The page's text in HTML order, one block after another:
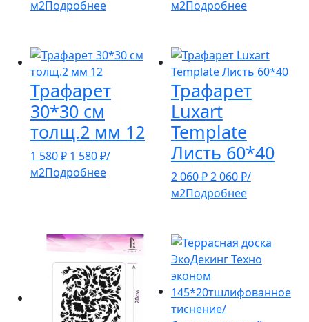
м2Подробнее м2Подробнее
Трафарет
30*30 см
толщ.2 мм 12
1 580₽ 1 580₽/
м2Подробнее
Трафарет
Luxart
Template
Листь 60*40
2 060₽2 060₽/
м2Подробнее